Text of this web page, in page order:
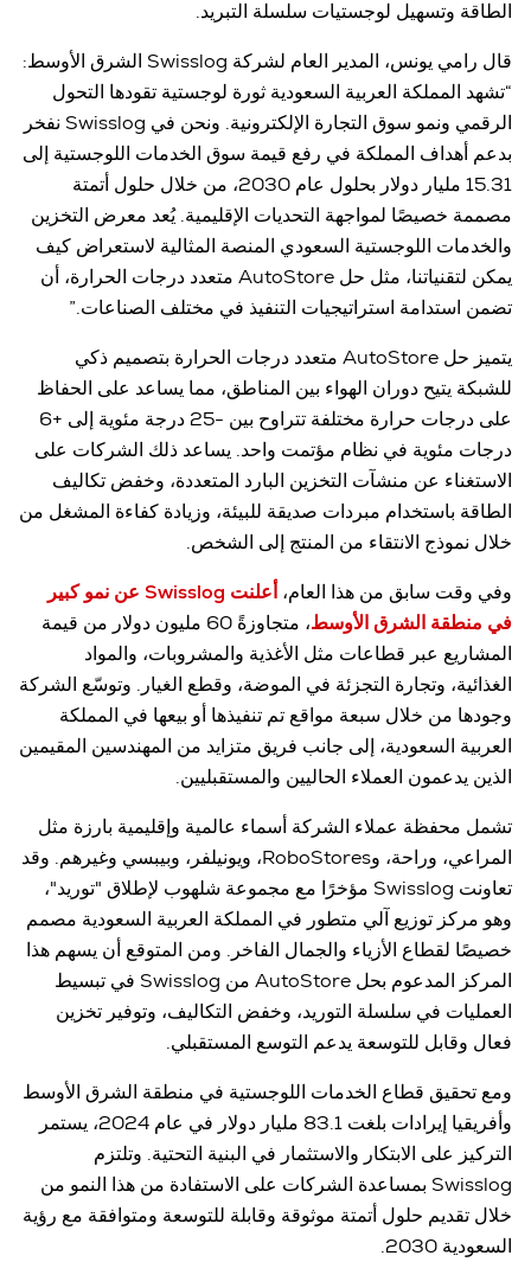
الطاقة وتسهيل لوجستيات سلسلة التبريد.
قال رامي يونس، المدير العام لشركة Swisslog الشرق الأوسط:
“تشهد المملكة العربية السعودية ثورة لوجستية تقودها التحول
الرقمي ونمو سوق التجارة الإلكترونية. ونحن في Swisslog نفخر
بدعم أهداف المملكة في رفع قيمة سوق الخدمات اللوجستية إلى
15.31 مليار دولار بحلول عام 2030، من خلال حلول أتمتة
مصممة خصيصًا لمواجهة التحديات الإقليمية. يُعد معرض التخزين
والخدمات اللوجستية السعودي المنصة المثالية لاستعراض كيف
يمكن لتقنياتنا، مثل حل AutoStore متعدد درجات الحرارة، أن
تضمن استدامة استراتيجيات التنفيذ في مختلف الصناعات.”
يتميز حل AutoStore متعدد درجات الحرارة بتصميم ذكي
للشبكة يتيح دوران الهواء بين المناطق، مما يساعد على الحفاظ
على درجات حرارة مختلفة تتراوح بين -25 درجة مئوية إلى +6
درجات مئوية في نظام مؤتمت واحد. يساعد ذلك الشركات على
الاستغناء عن منشآت التخزين البارد المتعددة، وخفض تكاليف
الطاقة باستخدام مبردات صديقة للبيئة، وزيادة كفاءة المشغل من
خلال نموذج الانتقاء من المنتج إلى الشخص.
وفي وقت سابق من هذا العام،
أعلنت Swisslog عن نمو كبير
في منطقة الشرق الأوسط
، متجاوزةً 60 مليون دولار من قيمة
المشاريع عبر قطاعات مثل الأغذية والمشروبات، والمواد
الغذائية، وتجارة التجزئة في الموضة، وقطع الغيار. وتوسّع الشركة
وجودها من خلال سبعة مواقع تم تنفيذها أو بيعها في المملكة
العربية السعودية، إلى جانب فريق متزايد من المهندسين المقيمين
الذين يدعمون العملاء الحاليين والمستقبليين.
تشمل محفظة عملاء الشركة أسماء عالمية وإقليمية بارزة مثل
المراعي، وراحة، وRoboStores، ويونيلفر، وبيبسي وغيرهم. وقد
تعاونت Swisslog مؤخرًا مع مجموعة شلهوب لإطلاق "توريد"،
وهو مركز توزيع آلي متطور في المملكة العربية السعودية مصمم
خصيصًا لقطاع الأزياء والجمال الفاخر. ومن المتوقع أن يسهم هذا
المركز المدعوم بحل AutoStore من Swisslog في تبسيط
العمليات في سلسلة التوريد، وخفض التكاليف، وتوفير تخزين
فعال وقابل للتوسعة يدعم التوسع المستقبلي.
ومع تحقيق قطاع الخدمات اللوجستية في منطقة الشرق الأوسط
وأفريقيا إيرادات بلغت 83.1 مليار دولار في عام 2024، يستمر
التركيز على الابتكار والاستثمار في البنية التحتية. وتلتزم
Swisslog بمساعدة الشركات على الاستفادة من هذا النمو من
خلال تقديم حلول أتمتة موثوقة وقابلة للتوسعة ومتوافقة مع رؤية
السعودية 2030.